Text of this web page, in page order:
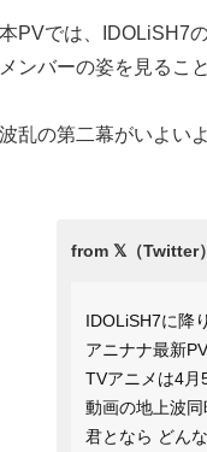
本PVでは、IDOLiSH7
メンバーの姿を見るこ
波乱の第二幕がいよい
IDOLiSH7に降
アニナナ最新
TVアニメは4月
動画の地上波同
君となら どん